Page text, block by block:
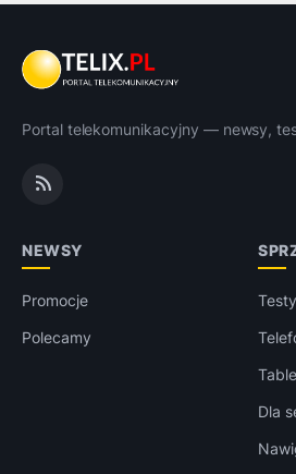
Portal telekomunikacyjny — newsy,
NEWSY
Promocje
Polecamy
Dla